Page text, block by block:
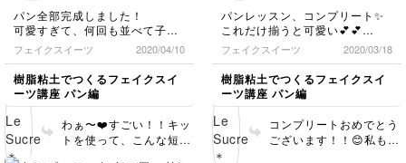
さって、ありがとうござ
います♪ ぜひぜひ他の作
品も作ってみてください
ね🎶 素敵なお写真をあ
りがとうございました！
りました✨こんなにすて
きに仕上げて下さって、
本当にありがとうござい
ました！！💕
パン全部完成しました！
可愛すぎて、何回も並べて子ど
もより自分が遊んでしまいます
（笑）
・
今回勇気を出して始めてよかっ
た！
・
作り始めてわくわく倍増。
先生と一緒に進められるので、
不器用な私でもなんとか形にな
フェイクスイーツ 2020/04/10
樹脂粘土でつくるフェイクスイ
ーツ講座 パン編
わぁ〜❤️すごい！！キッ
トを使って、こんな短期
パンレッスン、コンプリート✨
これだけ揃うと可愛い💕💕
といつまでも眺めてしまいます
😘
最後の食パンは、道具が足りな
くて家にあったもので代用した
ので、先生のとは違うパンにな
ってしまいました💦
またリベンジしたいです。
マーブルは意外に簡単で驚きま
フェイクスイーツ 2020/03/18
樹脂粘土でつくるフェイクスイ
ーツ講座 パン編
コンプリートおめでとう
ございます！！😊私もと